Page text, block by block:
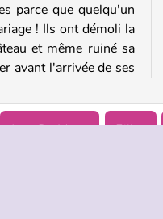
parce que quelqu'un
! Ils ont démoli la
et même ruiné sa
avant l'arrivée de ses
Il reste encore assez
Jeux De Mode Filles